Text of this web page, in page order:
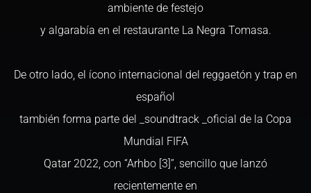
ambiente de festejo
y algarabía en el restaurante La Negra Tomasa.
De otro lado, el ícono internacional del reggaetón y trap en
español
también forma parte del _soundtrack _oficial de la Copa
Mundial FIFA
Qatar 2022, con “Arhbo [3]”, sencillo que lanzó
recientemente en